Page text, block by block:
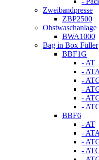
Zweibandpresse
ZBP2500
Obstwaschanlage
BWA1000
Bag in Box Füller
BBF1G
- AT
- ATA
-
-
-
-
BBF6
- AT
- ATA
-
-